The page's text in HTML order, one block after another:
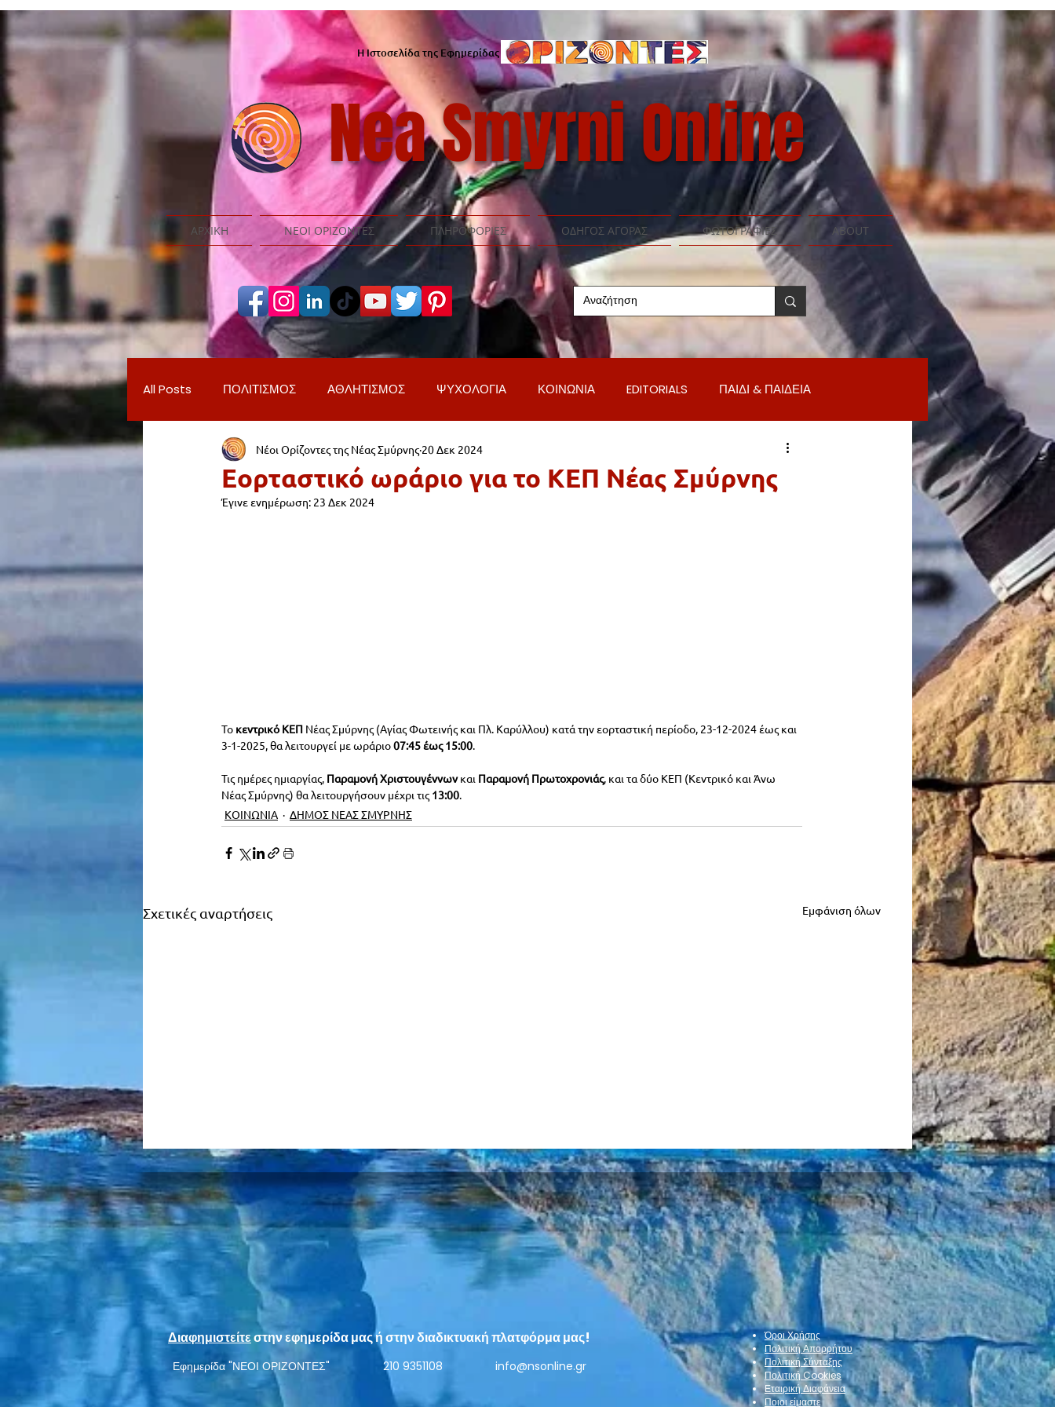
Η Ιστοσελίδα της Εφημερίδας
Nea Smyrni Online
ΑΡΧΙΚΗ ΝΕΟΙ ΟΡΙΖΟΝΤΕΣ ΠΛΗΡΟΦΟΡΙΕΣ ΟΔΗΓΟΣ ΑΓΟΡΑΣ ΦΩΤΟΓΡΑΦΙΕΣ ABOUT
All Posts ΠΟΛΙΤΙΣΜΟΣ ΑΘΛΗΤΙΣΜΟΣ ΨΥΧΟΛΟΓΙΑ ΚΟΙΝΩΝΙΑ EDITORIALS ΠΑΙΔΙ & ΠΑΙΔΕΙΑ
ΔΗΜΟΣ ΝΕΑΣ ΣΜΥΡΝΗΣ ΠΡΟΣΩΠΑ & ΑΠΟΨΕΙΣ ΟΙΚΟΝΟΜΙΑ & ΑΓΟΡΑ
Εορταστικό ωράριο για το ΚΕΠ Νέας Σμύρνης
Νέοι Ορίζοντες της Νέας Σμύρνης 20 Δεκ 2024
Έγινε ενημέρωση: 23 Δεκ 2024
Το κεντρικό ΚΕΠ Νέας Σμύρνης (Αγίας Φωτεινής και Πλ. Καρύλλου) κατά την εορταστική περίοδο, 23-12-2024 έως και
3-1-2025, θα λειτουργεί με ωράριο 07:45 έως 15:00.
Τις ημέρες ημιαργίας, Παραμονή Χριστουγέννων και Παραμονή Πρωτοχρονιάς, και τα δύο ΚΕΠ (Κεντρικό και Άνω
Νέας Σμύρνης) θα λειτουργήσουν μέχρι τις 13:00.
ΚΟΙΝΩΝΙΑ
ΔΗΜΟΣ ΝΕΑΣ ΣΜΥΡΝΗΣ
Σχετικές αναρτήσεις Εμφάνιση όλων
Η ανακοίνωση της Λαϊκής
Συσπείρωσης Νέας Σμύρνης
για την Λευκή Νύχτα
Πώς Ελληνικό και Φαληρικό
Αθήνας
Επιστημονικό Συνέδριο για
την διαχείριση πλαστικών
Διαφημιστείτεστην εφημερίδα μας ή στην διαδικτυακή πλατφόρμα μας!
Εφημερίδα "ΝΕΟΙ ΟΡΙΖΟΝΤΕΣ" 210 9351108 info@nsonline.gr
Όροι Χρήσης
Πολιτική Απορρήτου
Πολιτική Σύνταξης
Πολιτική Cookies
Εταιρική Διαφάνεια
Ποιοι είμαστε